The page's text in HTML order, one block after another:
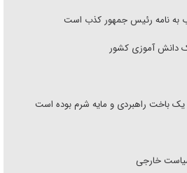
به نامه رئیس جمهور کذب است
دانش آموزی کشور
یک باخت راهبردی و مایه شرم بوده است
خارجی